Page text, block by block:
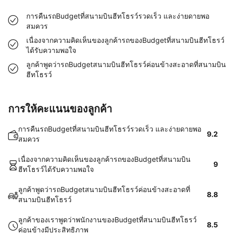
การคืนรถBudgetที่สนามบินฮีทโธรว์รวดเร็ว และง่ายดายพอ
สมควร
เนื่องจากความคิดเห็นของลูกค้ารถของBudgetที่สนามบินฮีทโธรว์
ได้รับความพอใจ
ลูกค้าพูดว่ารถBudgetสนามบินฮีทโธรว์ค่อนข้างสะอาดที่สนามบิน
ฮีทโธรว์
การให้คะแนนของลูกค้า
การคืนรถBudgetที่สนามบินฮีทโธรว์รวดเร็ว และง่ายดายพอ
สมควร
9.2
เนื่องจากความคิดเห็นของลูกค้ารถของBudgetที่สนามบิน
ฮีทโธรว์ได้รับความพอใจ
9
ลูกค้าพูดว่ารถBudgetสนามบินฮีทโธรว์ค่อนข้างสะอาดที่
สนามบินฮีทโธรว์
8.8
ลูกค้าของเราพูดว่าพนักงานของBudgetที่สนามบินฮีทโธรว์
ค่อนข้างมีประสิทธิภาพ
8.5